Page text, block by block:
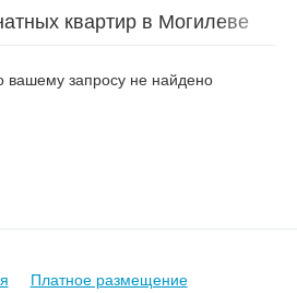
квартир в Могилеве
вашему запросу не найдено
Платное размещение